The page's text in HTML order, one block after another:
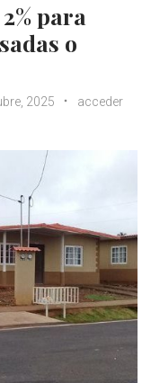
para
o
2025
acceder